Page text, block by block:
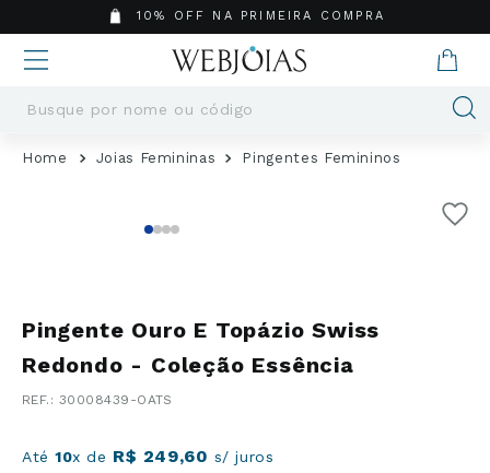
10% OFF NA PRIMEIRA COMPRA
Busque por nome ou código
Joias Femininas Pingentes Femininos
Pingente Ouro E Topázio Swiss
Redondo - Coleção Essência
: 30008439-OATS
Até10x de R$ 249,60 s/ juros
Termos mais buscados
6º
Argola
7º
Pingente
8º
Casamento
10
Moissanite